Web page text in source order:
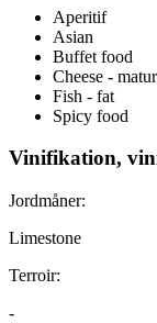
Aperitif
Asian
Buffet food
Cheese -
Fish - fat
Spicy food
Vinifikation,
Jordmåner:
Limestone
Terroir:
-